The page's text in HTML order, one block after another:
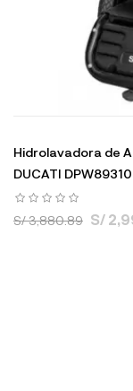
Hidrolavadora de
DUCATI
S/ 3,880.89 S/